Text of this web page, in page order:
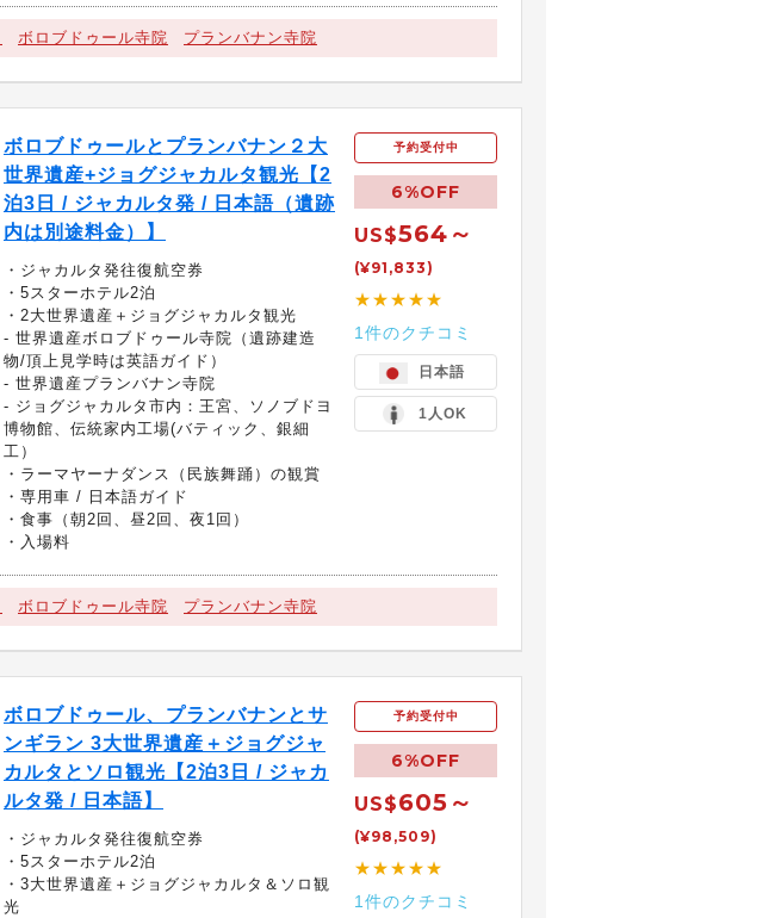
ボロブドゥール寺院 プランバナン寺院
ボロブドゥールとプランバナン２大
世界遺産+ジョグジャカルタ観光【2
泊3日 / ジャカルタ発 / 日本語（遺跡
内は別途料金）】
・ジャカルタ発往復航空券
・5スターホテル2泊
・2大世界遺産＋ジョグジャカルタ観光
- 世界遺産ボロブドゥール寺院（遺跡建造
物/頂上見学時は英語ガイド）
- 世界遺産プランバナン寺院
- ジョグジャカルタ市内：王宮、ソノブドヨ
博物館、伝統家内工場(バティック、銀細
工）
・ラーマヤーナダンス（民族舞踊）の観賞
・専用車 / 日本語ガイド
・食事（朝2回、昼2回、夜1回）
・入場料
予約受付中
6%OFF
US$564～
(¥91,833)
★★★★★
1件のクチコミ
日本語
1人OK
ボロブドゥール寺院 プランバナン寺院
ボロブドゥール、プランバナンとサ
ンギラン 3大世界遺産＋ジョグジャ
カルタとソロ観光【2泊3日 / ジャカ
ルタ発 / 日本語】
・ジャカルタ発往復航空券
・5スターホテル2泊
・3大世界遺産＋ジョグジャカルタ＆ソロ観
光
予約受付中
6%OFF
US$605～
(¥98,509)
★★★★★
1件のクチコミ